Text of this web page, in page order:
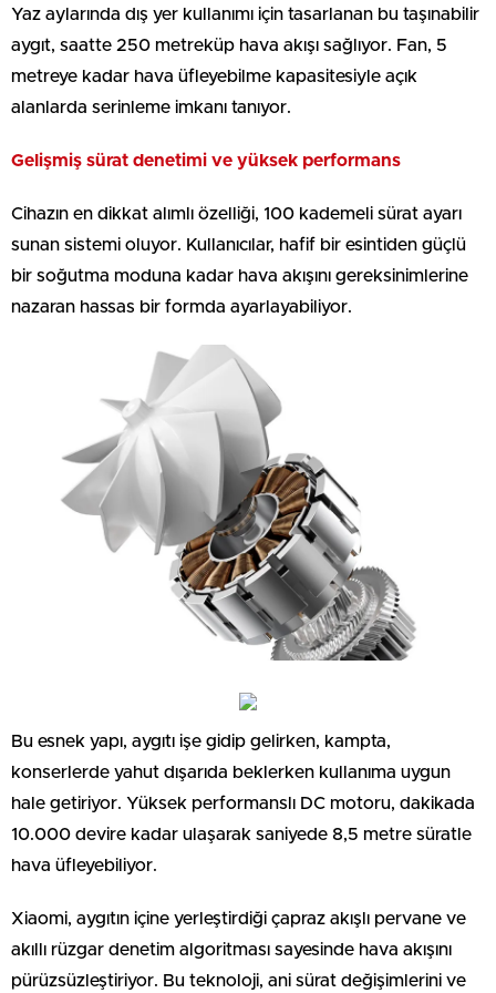
Yaz aylarında dış yer kullanımı için tasarlanan bu taşınabilir
aygıt, saatte 250 metreküp hava akışı sağlıyor. Fan, 5
metreye kadar hava üfleyebilme kapasitesiyle açık
alanlarda serinleme imkanı tanıyor.
Gelişmiş sürat denetimi ve yüksek performans
Cihazın en dikkat alımlı özelliği, 100 kademeli sürat ayarı
sunan sistemi oluyor. Kullanıcılar, hafif bir esintiden güçlü
bir soğutma moduna kadar hava akışını gereksinimlerine
nazaran hassas bir formda ayarlayabiliyor.
Bu esnek yapı, aygıtı işe gidip gelirken, kampta,
konserlerde yahut dışarıda beklerken kullanıma uygun
hale getiriyor. Yüksek performanslı DC motoru, dakikada
10.000 devire kadar ulaşarak saniyede 8,5 metre süratle
hava üfleyebiliyor.
Xiaomi, aygıtın içine yerleştirdiği çapraz akışlı pervane ve
akıllı rüzgar denetim algoritması sayesinde hava akışını
pürüzsüzleştiriyor. Bu teknoloji, ani sürat değişimlerini ve